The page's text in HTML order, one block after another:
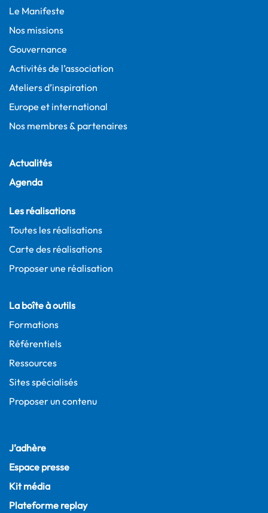
Le Manifeste
Nos missions
Gouvernance
Activités de l’association
Ateliers d’inspiration
Europe et international
Nos membres & partenaires
Actualités
Agenda
Les réalisations
Toutes les réalisations
Carte des réalisations
Proposer une réalisation
La boîte à outils
Formations
Référentiels
Ressources
Sites spécialisés
Proposer un contenu
J’adhère
Espace presse
Kit média
Plateforme replay